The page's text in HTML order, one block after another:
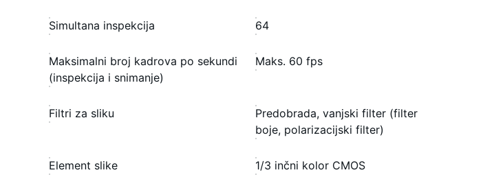
Simultana inspekcija 64
Maksimalni broj kadrova po sekundi
(inspekcija i snimanje)
Maks. 60 fps
Filtri za sliku
Predobrada, vanjski filter (filter
boje, polarizacijski filter)
Element slike 1/3 inčni kolor CMOS